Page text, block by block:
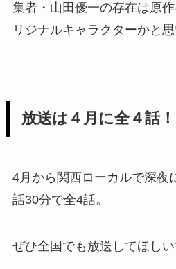
集者・山田優一の存在は原
リジナルキャラクターかと思
放送は４月に全４話！
4月から関西ローカルで深夜
話30分で全4話。
ぜひ全国でも放送してほしい